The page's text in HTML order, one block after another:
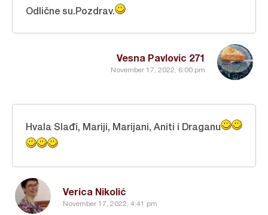
Vesna Pavlovic 271
November 17, 2022, 6:00 pm
Odlične su.Pozdrav.
Verica Nikolić
November 17, 2022, 4:41 pm
Hvala Slađi, Mariji, Marijani, Aniti i Draganu